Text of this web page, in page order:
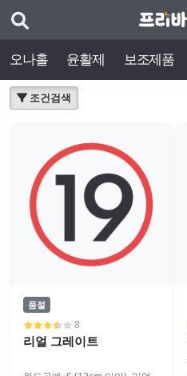
오나홀 윤활제 보조제품
조건검색
품절
8
리얼 그레이트